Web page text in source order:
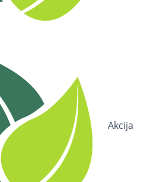
Akcija